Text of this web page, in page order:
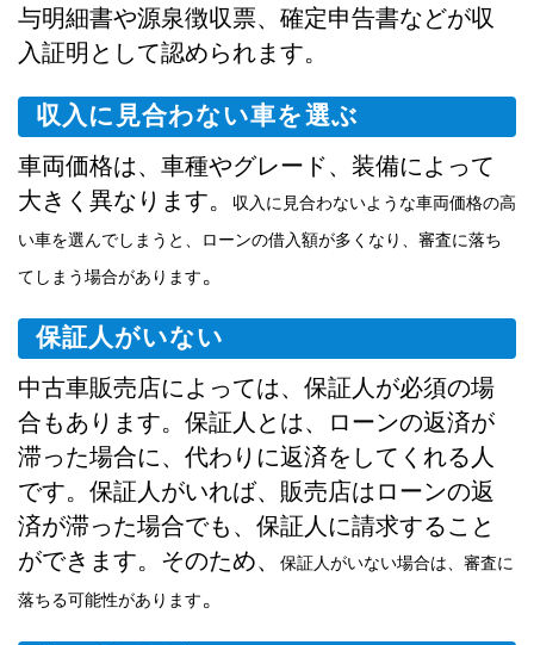
与明細書や源泉徴収票、確定申告書などが収
入証明として認められます。
収入に見合わない車を選ぶ
車両価格は、車種やグレード、装備によって
大きく異なります。
収入に見合わないような車両価格の高
い車を選んでしまうと、ローンの借入額が多くなり、審査に落ち
てしまう場合があります。
保証人がいない
中古車販売店によっては、保証人が必須の場
合もあります。保証人とは、ローンの返済が
滞った場合に、代わりに返済をしてくれる人
です。保証人がいれば、販売店はローンの返
済が滞った場合でも、保証人に請求すること
ができます。そのため、
保証人がいない場合は、審査に
落ちる可能性があります。